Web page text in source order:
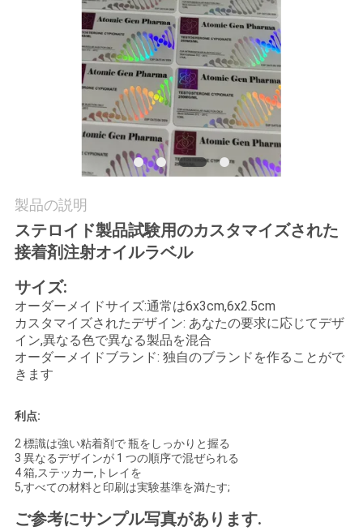
絡
し
さ
い
ュ
ー
ス
製品の説明
ステロイド製品試験用のカスタマイズされた
接着剤注射オイルラベル
サイズ:
オーダーメイドサイズ:通常は6x3cm,6x2.5cm
カスタマイズされたデザイン: あなたの要求に応じてデザ
イン,異なる色で異なる製品を混合
オーダーメイドブランド: 独自のブランドを作ることがで
きます
利点:
2 標識は強い粘着剤で 瓶をしっかりと握る
3 異なるデザインが 1 つの順序で混ぜられる
4 箱,ステッカー,トレイを
5,すべての材料と印刷は実験基準を満たす;
ご参考にサンプル写真があります.